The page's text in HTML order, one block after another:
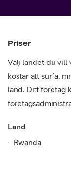
Priser
Välj landet du vill
kostar att surfa,
land. Ditt företag
Land